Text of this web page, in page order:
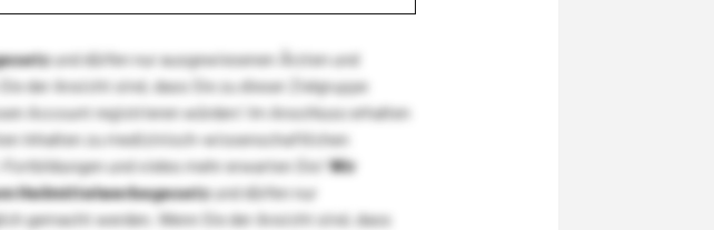
und dürfen nur ausgewiesenen Ärzten und
der Ansicht sind, dass Sie zu dieser Zielgruppe
Account registrieren würden! Im Anschluss erhalten
Inhalten zu medizinisch-wissenschaftlichen
und vieles mehr erwarten Sie!Wir
Heilmittelwerbegesetzund dürfen nur
gemacht werden. Wenn Sie der Ansicht sind, dass